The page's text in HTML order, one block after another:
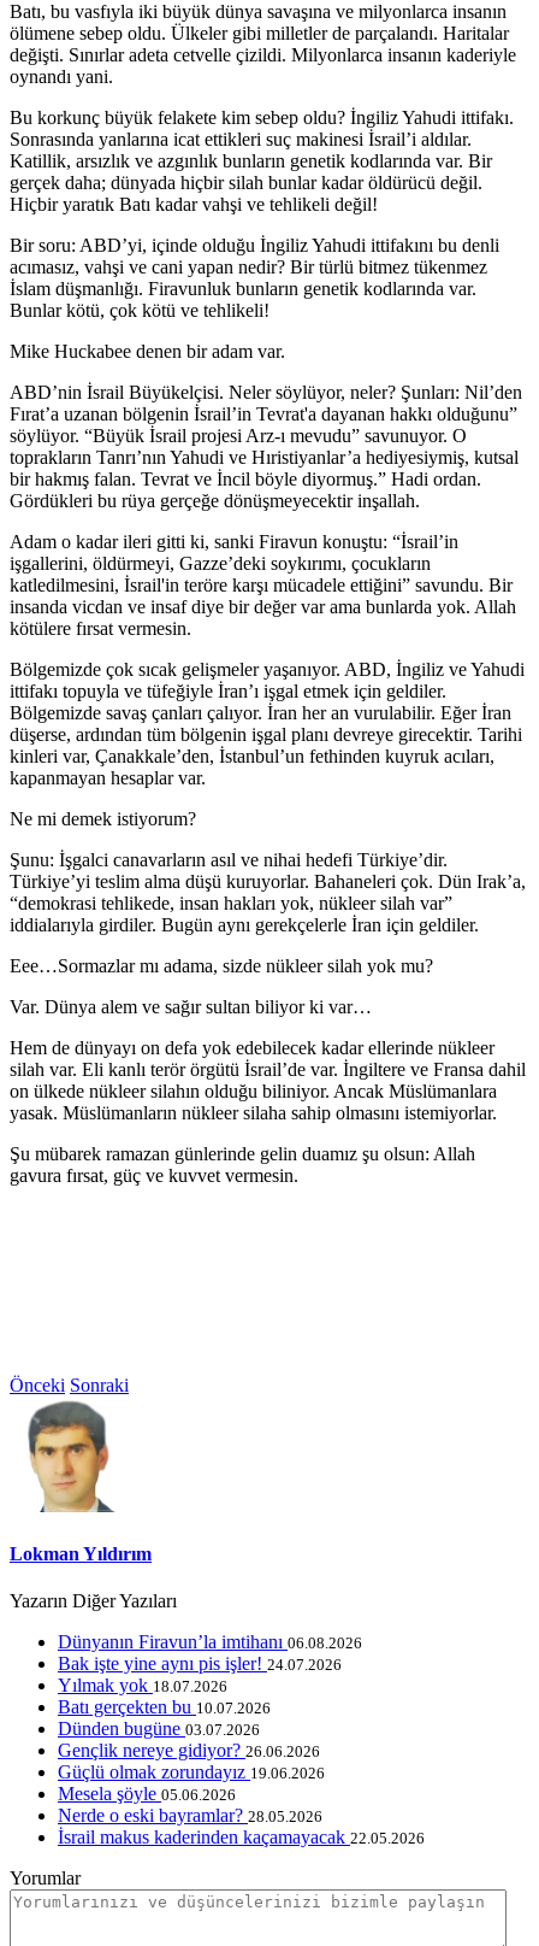
Batı, bu vasfıyla iki büyük dünya savaşına ve milyonlarca insanın
ölümene sebep oldu. Ülkeler gibi milletler de parçalandı. Haritalar
değişti. Sınırlar adeta cetvelle çizildi. Milyonlarca insanın kaderiyle
oynandı yani.
Bu korkunç büyük felakete kim sebep oldu? İngiliz Yahudi ittifakı.
Sonrasında yanlarına icat ettikleri suç makinesi İsrail’i aldılar.
Katillik, arsızlık ve azgınlık bunların genetik kodlarında var. Bir
gerçek daha; dünyada hiçbir silah bunlar kadar öldürücü değil.
Hiçbir yaratık Batı kadar vahşi ve tehlikeli değil!
Bir soru: ABD’yi, içinde olduğu İngiliz Yahudi ittifakını bu denli
acımasız, vahşi ve cani yapan nedir? Bir türlü bitmez tükenmez
İslam düşmanlığı. Firavunluk bunların genetik kodlarında var.
Bunlar kötü, çok kötü ve tehlikeli!
Mike Huckabee denen bir adam var.
ABD’nin İsrail Büyükelçisi. Neler söylüyor, neler? Şunları: Nil’den
Fırat’a uzanan bölgenin İsrail’in Tevrat'a dayanan hakkı olduğunu”
söylüyor. “Büyük İsrail projesi Arz-ı mevudu” savunuyor. O
toprakların Tanrı’nın Yahudi ve Hıristiyanlar’a hediyesiymiş, kutsal
bir hakmış falan. Tevrat ve İncil böyle diyormuş.” Hadi ordan.
Gördükleri bu rüya gerçeğe dönüşmeyecektir inşallah.
Adam o kadar ileri gitti ki, sanki Firavun konuştu: “İsrail’in
işgallerini, öldürmeyi, Gazze’deki soykırımı, çocukların
katledilmesini, İsrail'in teröre karşı mücadele ettiğini” savundu. Bir
insanda vicdan ve insaf diye bir değer var ama bunlarda yok. Allah
kötülere fırsat vermesin.
Bölgemizde çok sıcak gelişmeler yaşanıyor. ABD, İngiliz ve Yahudi
ittifakı topuyla ve tüfeğiyle İran’ı işgal etmek için geldiler.
Bölgemizde savaş çanları çalıyor. İran her an vurulabilir. Eğer İran
düşerse, ardından tüm bölgenin işgal planı devreye girecektir. Tarihi
kinleri var, Çanakkale’den, İstanbul’un fethinden kuyruk acıları,
kapanmayan hesaplar var.
Ne mi demek istiyorum?
Şunu: İşgalci canavarların asıl ve nihai hedefi Türkiye’dir.
Türkiye’yi teslim alma düşü kuruyorlar. Bahaneleri çok. Dün Irak’a,
“demokrasi tehlikede, insan hakları yok, nükleer silah var”
iddialarıyla girdiler. Bugün aynı gerekçelerle İran için geldiler.
Eee…Sormazlar mı adama, sizde nükleer silah yok mu?
Var. Dünya alem ve sağır sultan biliyor ki var…
Hem de dünyayı on defa yok edebilecek kadar ellerinde nükleer
silah var. Eli kanlı terör örgütü İsrail’de var. İngiltere ve Fransa dahil
on ülkede nükleer silahın olduğu biliniyor. Ancak Müslümanlara
yasak. Müslümanların nükleer silaha sahip olmasını istemiyorlar.
Şu mübarek ramazan günlerinde gelin duamız şu olsun: Allah
gavura fırsat, güç ve kuvvet vermesin.
Önceki Sonraki
Lokman Yıldırım
Yazarın Diğer Yazıları
Dünyanın Firavun’la imtihanı 06.08.2026
Bak işte yine aynı pis işler! 24.07.2026
Yılmak yok 18.07.2026
Batı gerçekten bu 10.07.2026
Dünden bugüne 03.07.2026
Gençlik nereye gidiyor? 26.06.2026
Güçlü olmak zorundayız 19.06.2026
Mesela şöyle 05.06.2026
Nerde o eski bayramlar? 28.05.2026
İsrail makus kaderinden kaçamayacak 22.05.2026
Yorumlar